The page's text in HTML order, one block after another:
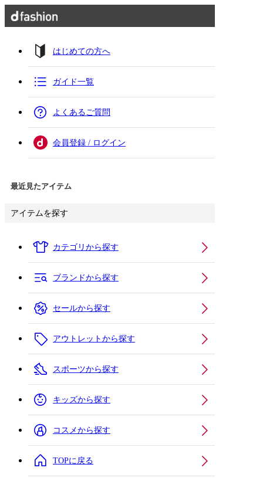
はじめての方へ
ガイド一覧
よくあるご質問
会員登録 / ログイン
最近見たアイテム
アイテムを探す
カテゴリから探す
ブランドから探す
セールから探す
アウトレットから探す
スポーツから探す
キッズから探す
コスメから探す
TOPに戻る